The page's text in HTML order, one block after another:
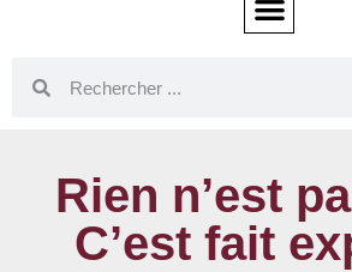
Rien n’est
C’est fait